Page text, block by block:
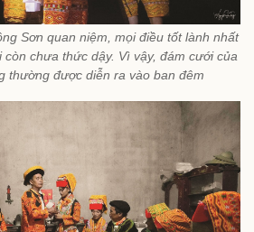
Sơn quan niệm, mọi điều tốt lành nhất
chưa thức dậy. Vì vậy, đám cưới của
thường được diễn ra vào ban đêm